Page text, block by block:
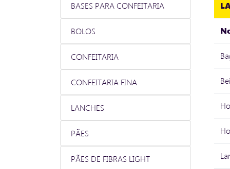
BASES PARA CONFEITARIA
BOLOS
CONFEITARIA
CONFEITARIA FINA
LANCHES
PÃES
PÃES DE FIBRAS LIGHT